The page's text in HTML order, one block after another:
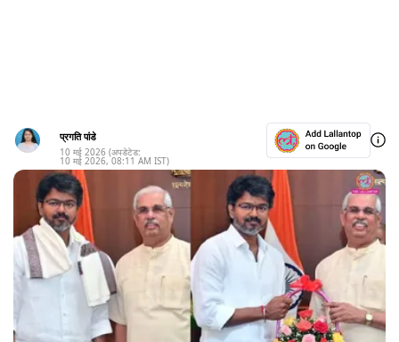
प्रगति पांडे
10 मई 2026 (अपडेटेड:
10 मई 2026, 08:11 AM IST)